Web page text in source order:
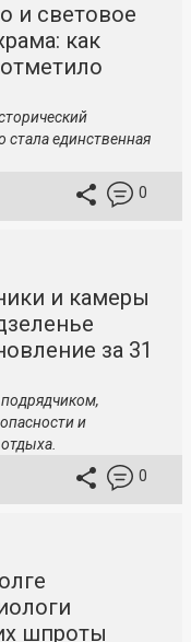
и световое
как
стала единственная
0
и камеры
за 31
и
0
шпроты